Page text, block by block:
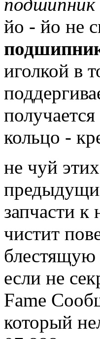
подшипник
йо - йо не
иголкой в
кольцо -
не чуй
запчасти
чистит
блестящую
если не
Fame
который